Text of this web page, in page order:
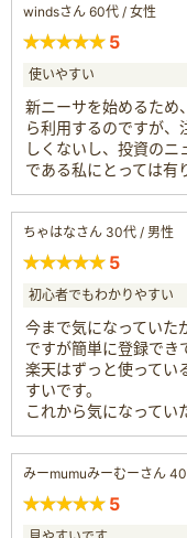
windsさん 60代 / 女性
5
使いやすい
新ニーサを始めるため
ら利用するのですが
しくないし、投資の
である私にとっては有
ちゃはなさん 30代 / 男性
5
初心者でもわかりやすい
今まで気になっていた
ですが簡単に登録でき
楽天はずっと使ってい
すいです。
これから気になってい
みーmumuみーむーさん
5